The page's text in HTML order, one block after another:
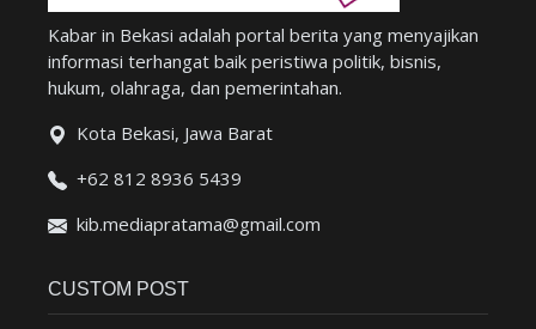
Kabar in Bekasi adalah portal berita yang menyajikan
informasi terhangat baik peristiwa politik, bisnis,
hukum, olahraga, dan pemerintahan.
Kota Bekasi, Jawa Barat
+62 812 8936 5439
kib.mediapratama@gmail.com
CUSTOM POST